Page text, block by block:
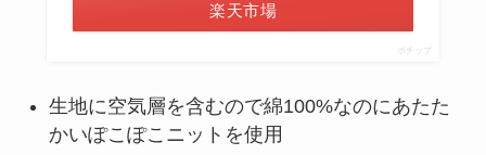
楽天市場
ポチップ
生地に空気層を含むので綿100%なのにあたた
かいぽこぽこニットを使用